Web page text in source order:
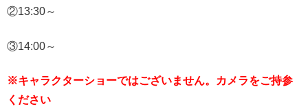
②13:30～
③14:00～
※キャラクターショーではございません。カメラをご持参
ください